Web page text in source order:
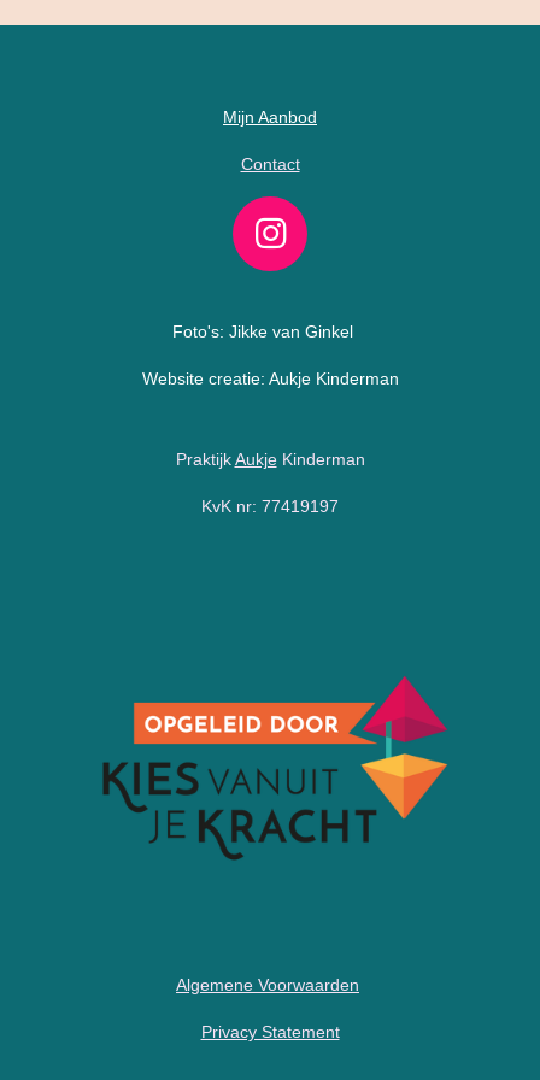
Mijn Aanbod
Contact
I
s
a
r
a
Foto's: Jikke van Ginkel
Website creatie: Aukje Kinderman
PraktijkAukjeKinderman
KvK nr: 77419197
Algemene Voorwaarden
Privacy Statement